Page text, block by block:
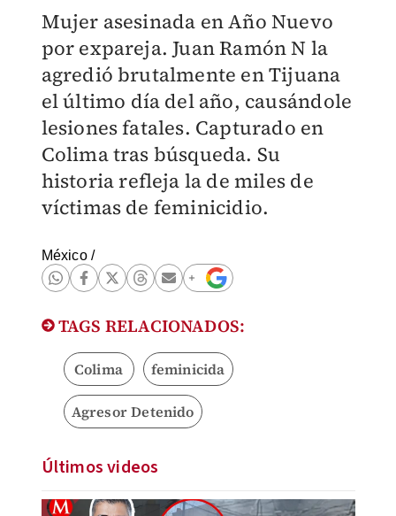
Mujer asesinada en Año Nuevo
por expareja. Juan Ramón N la
agredió brutalmente en Tijuana
el último día del año, causándole
lesiones fatales. Capturado en
Colima tras búsqueda. Su
historia refleja la de miles de
víctimas de feminicidio.
México/
TAGS RELACIONADOS:
Colima feminicida
Agresor Detenido
Últimos videos